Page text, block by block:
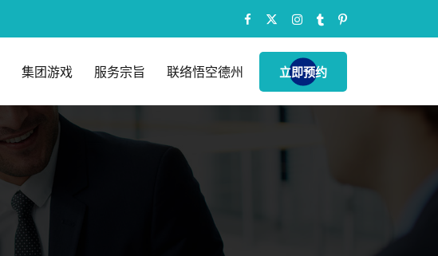
集团游戏 服务宗旨 联络悟空德州 立即预约